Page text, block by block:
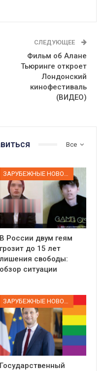
СЛЕДУЮЩЕЕ
Фильм об Алане
Тьюринге откроет
Лондонский
кинофестиваль
(ВИДЕО)
Все
В России двум геям
грозит до 15 лет
лишения свободы:
обзор ситуации
Государственный